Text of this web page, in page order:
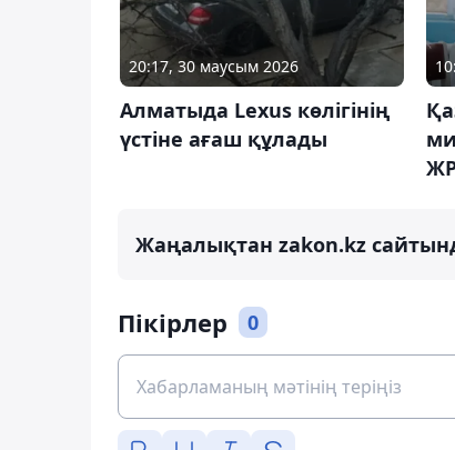
20:17, 30 маусым 2026
Алматыда Lexus көлігінің
үстіне ағаш құлады
Жаңалықтан zakon.kz
Пікірлер 0